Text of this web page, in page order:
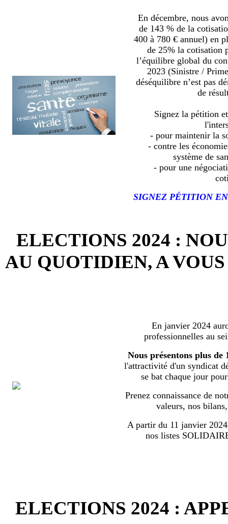
En décembre, nous
de 143 % de la
400 à 780 € annuel) en
de 25% la cotisation
l’équilibre global du
2023 (Sinistre /
déséquilibre n’est pas
de
Signez la pétition
- pour maintenir la
- contre les
système de
- pour une
SIGNEZ PÉTITION
ELECTIONS 2024 :
AU QUOTIDIEN, A
En janvier 2024
professionnelles au
Nous présentons plus de
l'attractivité d'un syndicat
se bat chaque jour
Prenez connaissance de
valeurs, nos
A partir du 11 janvier
nos listes
ELECTIONS 2024 :